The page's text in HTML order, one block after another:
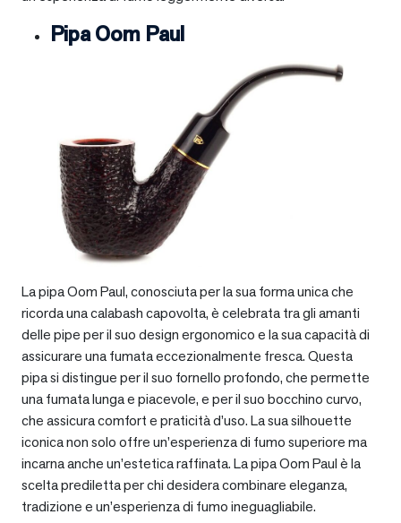
Pipa Oom Paul
La pipa Oom Paul, conosciuta per la sua forma unica che
ricorda una calabash capovolta, è celebrata tra gli amanti
delle pipe per il suo design ergonomico e la sua capacità di
assicurare una fumata eccezionalmente fresca. Questa
pipa si distingue per il suo fornello profondo, che permette
una fumata lunga e piacevole, e per il suo bocchino curvo,
che assicura comfort e praticità d’uso. La sua silhouette
iconica non solo offre un’esperienza di fumo superiore ma
incarna anche un’estetica raffinata. La pipa Oom Paul è la
scelta prediletta per chi desidera combinare eleganza,
tradizione e un’esperienza di fumo ineguagliabile.